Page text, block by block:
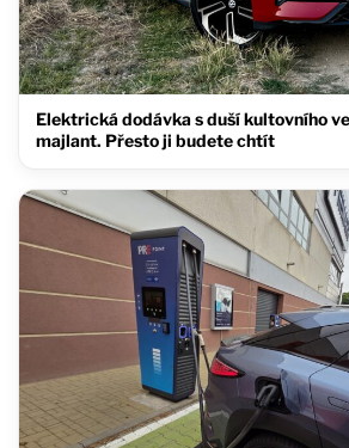
Elektrická dodávka s duší kultovního
majlant. Přesto ji budete chtít